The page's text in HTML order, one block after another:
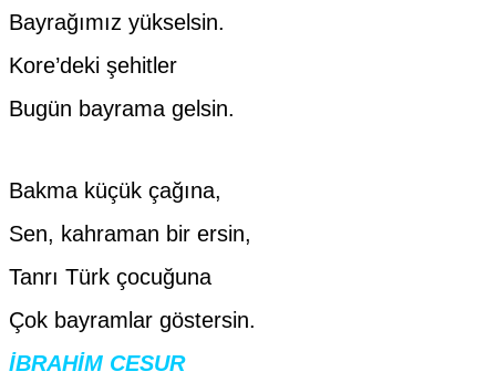
Bayrağımız yükselsin.
Kore’deki şehitler
Bugün bayrama gelsin.
Bakma küçük çağına,
Sen, kahraman bir ersin,
Tanrı Türk çocuğuna
Çok bayramlar göstersin.
İBRAHİM CESUR